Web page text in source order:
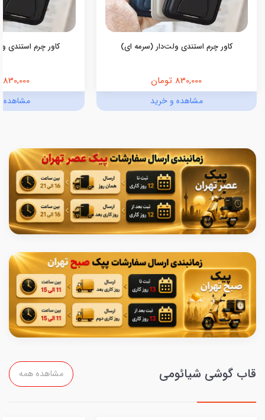
کاور چرم استندی ولت‌دار (سرمه ای)
830,000 تومان
مشاهده و خرید
کاور چرم استندی
830,000 تومان
مشاهده
قاب گوشی شیائومی مشاهده همه